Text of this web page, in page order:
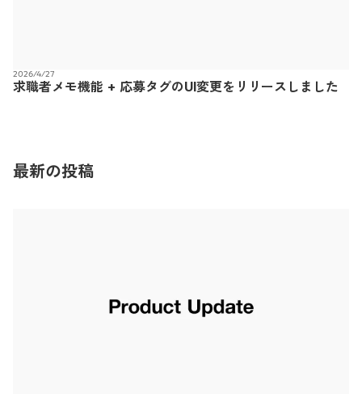
2026/4/27
求職者メモ機能 + 応募タグのUI変更をリリースしました
最新の投稿